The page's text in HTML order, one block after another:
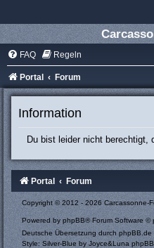
FAQ Regeln
Portal Forum
Information
Du bist leider nicht berechtigt,
Portal Forum
Copyright © 2012 - 2026 Carcassonne-
Powered by phpBB® Forum Software ©
Deutsche Übersetzung durch phpBB.de
Style: Silver-Blue by Joyce&Luna